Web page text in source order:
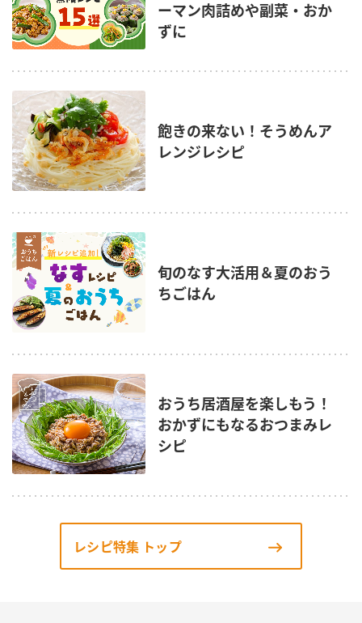
ーマン肉詰めや副菜・おか
ずに
飽きの来ない！そうめんア
レンジレシピ
旬のなす大活用＆夏のおう
ちごはん
おうち居酒屋を楽しもう！
おかずにもなるおつまみレ
シピ
レシピ特集 トップ